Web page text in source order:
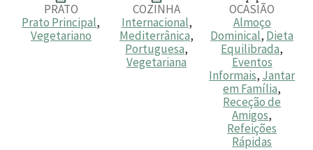
PRATO
Prato Principal,
Vegetariano
COZINHA
Internacional,
Mediterrânica,
Portuguesa,
Vegetariana
OCASIÃO
Almoço
Dominical, Dieta
Equilibrada,
Eventos
Informais, Jantar
em Família,
Receção de
Amigos,
Refeições
Rápidas